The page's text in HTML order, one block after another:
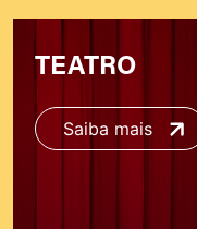
TEATRO
Saiba mais